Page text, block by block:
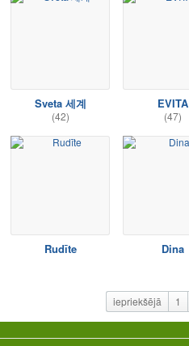
Sveta 세계
(42)
EVITA
(47)
Rudīte Dina
iepriekšējā 1